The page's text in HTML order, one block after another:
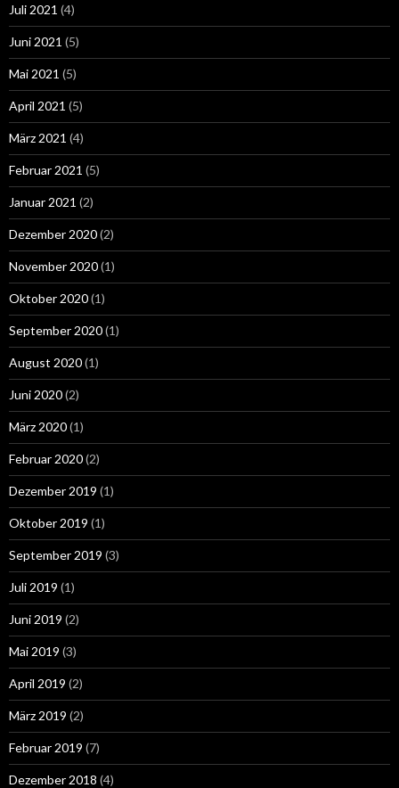
Juli 2021 (4)
Juni 2021 (5)
Mai 2021 (5)
April 2021 (5)
März 2021 (4)
Februar 2021 (5)
Januar 2021 (2)
Dezember 2020(2)
November 2020(1)
Oktober 2020(1)
September 2020(1)
August 2020(1)
Juni 2020(2)
März 2020(1)
Februar 2020(2)
Dezember 2019 (1)
Oktober 2019 (1)
September 2019 (3)
Juli 2019 (1)
Juni 2019 (2)
Mai 2019 (3)
April 2019 (2)
März 2019 (2)
Februar 2019 (7)
Dezember 2018 (4)